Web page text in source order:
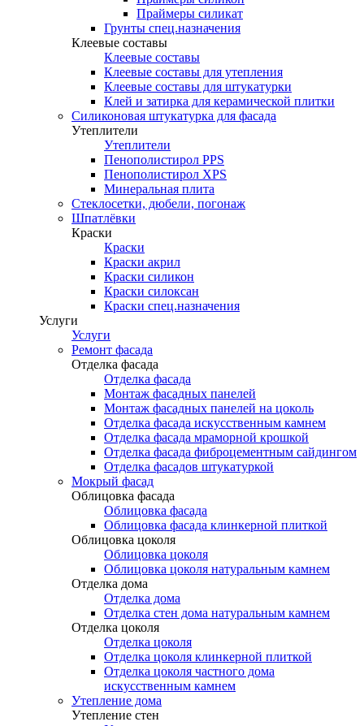
Праймеры силикат
Грунты спец.назначения
Клеевые составы
Клеевые составы
Клеевые составы для утепления
Клеевые составы для штукатурки
Клей и затирка для керамической плитки
Силиконовая штукатурка для фасада
Утеплители
Утеплители
Пенополистирол PPS
Пенополистирол XPS
Минеральная плита
Стеклосетки, дюбели, погонаж
Шпатлёвки
Краски
Краски
Краски акрил
Краски силикон
Краски силоксан
Краски спец.назначения
Услуги
Услуги
Ремонт фасада
Отделка фасада
Отделка фасада
Монтаж фасадных панелей
Монтаж фасадных панелей на цоколь
Отделка фасада искусственным камнем
Отделка фасада мраморной крошкой
Отделка фасада фиброцементным сайдингом
Отделка фасадов штукатуркой
Мокрый фасад
Облицовка фасада
Облицовка фасада
Облицовка фасада клинкерной плиткой
Облицовка цоколя
Облицовка цоколя
Облицовка цоколя натуральным камнем
Отделка дома
Отделка дома
Отделка стен дома натуральным камнем
Отделка цоколя
Отделка цоколя
Отделка цоколя клинкерной плиткой
Отделка цоколя частного дома
искусственным камнем
Утепление дома
Утепление стен